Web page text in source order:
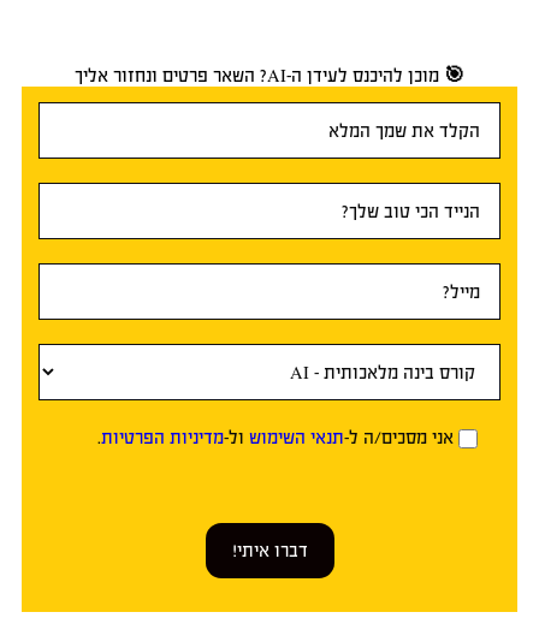
🎯 מוכן להיכנס לעידן ה-AI? השאר פרטים ונחזור אליך
ראשי
אני מסכים/ה ל-תנאי השימוש ול-מדיניות הפרטיות.
דברו איתי!